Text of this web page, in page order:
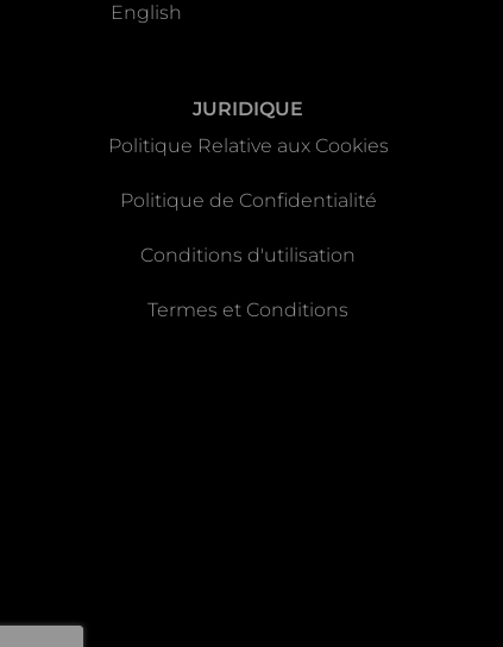
English
JURIDIQUE
Politique Relative aux Cookies
Politique de Confidentialité
Conditions d'utilisation
Termes et Conditions